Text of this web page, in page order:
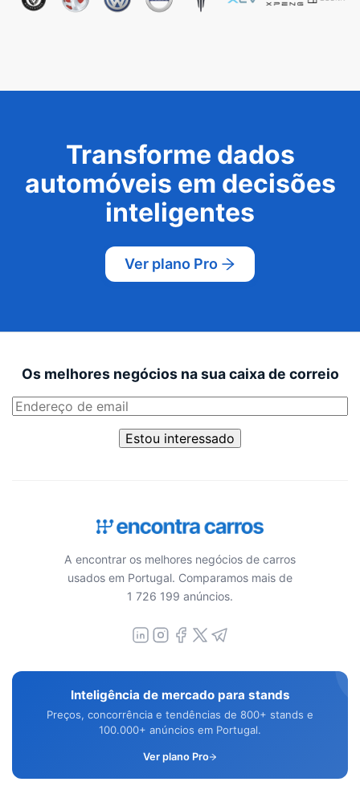
Transforme dados
automóveis em decisões
inteligentes
Ver plano Pro
Os melhores negócios na sua caixa de correio
Estou interessado
A encontrar os melhores negócios de carros
usados em Portugal. Comparamos mais de
1 726 199 anúncios.
Inteligência de mercado para stands
Preços, concorrência e tendências de 800+ stands e
100.000+ anúncios em Portugal.
Ver plano Pro